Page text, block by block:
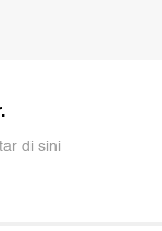
di sini